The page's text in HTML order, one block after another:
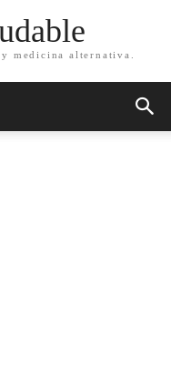
medicina alternativa.